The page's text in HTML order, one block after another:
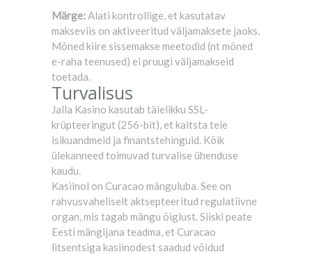
Märge:Alati kontrollige, et kasutatav
makseviis on aktiveeritud väljamaksete jaoks.
Mõned kiire sissemakse meetodid (nt mõned
e-raha teenused) ei pruugi väljamakseid
toetada.
Turvalisus
Jalla Kasino kasutab täielikku SSL-
krüpteeringut (256-bit), et kaitsta teie
isikuandmeid ja finantstehinguid. Kõik
ülekanneed toimuvad turvalise ühenduse
kaudu.
Kasiinol on Curacao mänguluba. See on
rahvusvaheliselt aktsepteeritud regulatiivne
organ, mis tagab mängu õiglust. Siiski peate
Eesti mängijana teadma, et Curacao
litsentsiga kasiinodest saadud võidud